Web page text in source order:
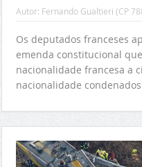
Autor: Fernando Gualtieri (CP
Os deputados franceses
emenda constitucional
nacionalidade francesa a
nacionalidade